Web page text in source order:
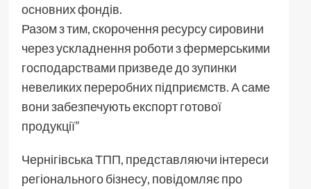
основних фондів.
Разом з тим, скорочення ресурсу сировини
через ускладнення роботи з фермерськими
господарствами призведе до зупинки
невеликих переробних підприємств. А саме
вони забезпечують експорт готової
продукції”
Чернігівська ТПП, представляючи інтереси
регіонального бізнесу, повідомляє про